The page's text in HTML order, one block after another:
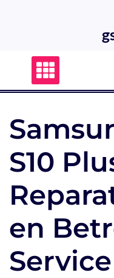
S10
en
Service